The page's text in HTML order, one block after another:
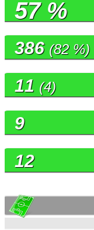
57 %
386 (82 %)
11 (4)
9
12